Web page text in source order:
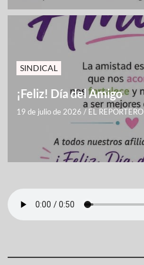
SINDICAL
¡Feliz! Día del Amigo
19 de julio de 2026 / EL REPORTERO